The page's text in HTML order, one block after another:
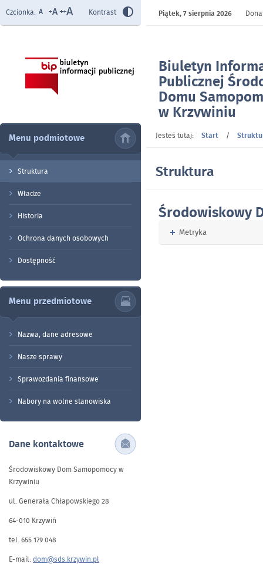
Biuletyn
Publicznej
Domu
w Krzywiniu
- Struktura
Czcionka: Kontrast Piątek,7 sierpnia 2026
Menu podmiotowe
Struktura
Władze
Historia
Ochrona danych osobowych
Dostępność
Menu przedmiotowe
Nazwa, dane adresowe
Nasze sprawy
Sprawozdania finansowe
Nabory na wolne stanowiska
Dane kontaktowe
Środowiskowy Dom Samopomocy w
Krzywiniu
ul. Generała Chłapowskiego 28
64-010 Krzywiń
tel. 655 179 048
E-mail: dom@sds.krzywin.pl
Jesteś tutaj: Start /
Struktura
Środowiskowy
Rozwiń
Metryka